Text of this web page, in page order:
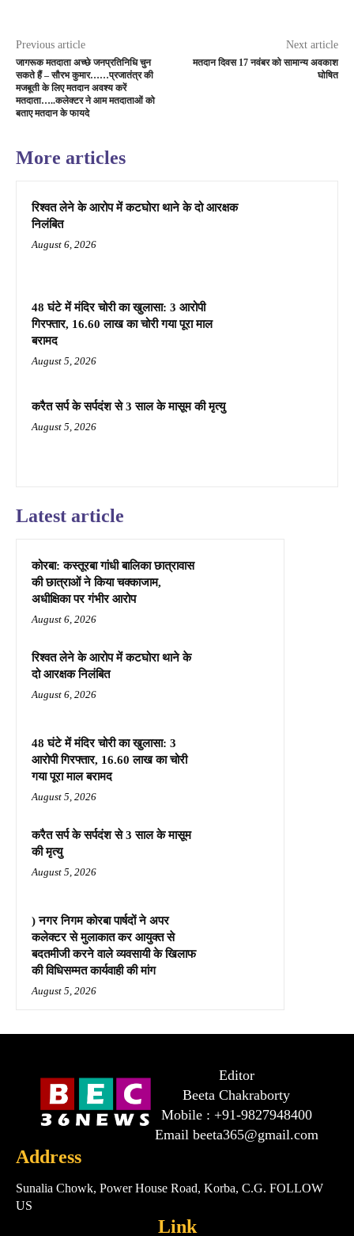
Previous article
जागरूक मतदाता अच्छे जनप्रतिनिधि चुन
सकते हैं – सौरभ कुमार……प्रजातंत्र की
मजबूती के लिए मतदान अवश्य करें
मतदाता…..कलेक्टर ने आम मतदाताओं को
बताए मतदान के फायदे
Next article
मतदान दिवस 17 नवंबर को सामान्य अवकाश
घोषित
More articles
रिश्वत लेने के आरोप में कटघोरा थाने के दो आरक्षक
निलंबित
August 6, 2026
48 घंटे में मंदिर चोरी का खुलासा: 3 आरोपी
गिरफ्तार, 16.60 लाख का चोरी गया पूरा माल
बरामद
August 5, 2026
करैत सर्प के सर्पदंश से 3 साल के मासूम की मृत्यु
August 5, 2026
Latest article
कोरबा: कस्तूरबा गांधी बालिका छात्रावास
की छात्राओं ने किया चक्काजाम,
अधीक्षिका पर गंभीर आरोप
August 6, 2026
रिश्वत लेने के आरोप में कटघोरा थाने के
दो आरक्षक निलंबित
August 6, 2026
48 घंटे में मंदिर चोरी का खुलासा: 3
आरोपी गिरफ्तार, 16.60 लाख का चोरी
गया पूरा माल बरामद
August 5, 2026
करैत सर्प के सर्पदंश से 3 साल के मासूम
की मृत्यु
August 5, 2026
) नगर निगम कोरबा पार्षदों ने अपर
कलेक्टर से मुलाकात कर आयुक्त से
बदतमीजी करने वाले व्यवसायी के खिलाफ
की विधिसम्मत कार्यवाही की मांग
August 5, 2026
Editor
Beeta Chakraborty
Mobile : +91-9827948400
Email beeta365@gmail.com
Address
Sunalia Chowk, Power House Road, Korba, C.G. FOLLOW
US
Link